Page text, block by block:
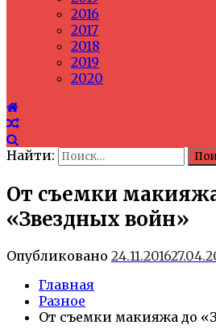
2016
2017
2018
2019
2020
Найти:
От съемки
«Звездных войн»
Опубликовано 24.11.2016
Главная
Разное
От съемки макияжа до